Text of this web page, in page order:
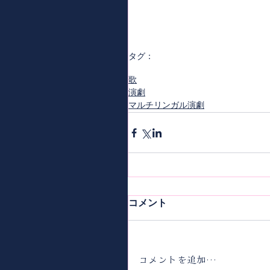
タグ：
歌
演劇
マルチリンガル演劇
コメント
コメントを追加…